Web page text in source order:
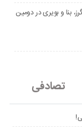
بنا و بویری در دومین
تصادفی